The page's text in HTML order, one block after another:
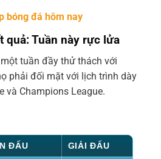
bóng đá hôm nay
quả: Tuần này rực lửa
tuần đầy thử thách với
phải đối mặt với lịch trình dày
và Champions League.
ĐẤU GIẢI ĐẤU